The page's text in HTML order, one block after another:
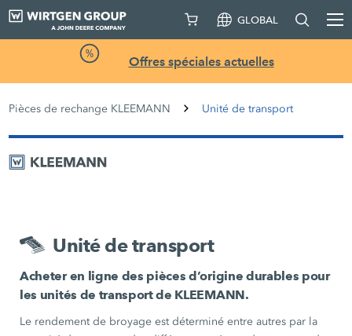
GLOBAL
Offres spéciales actuelles
Pièces de rechange KLEEMANN Unité de transport
Unité de transport
Acheter en ligne des pièces d’origine durables pour
les unités de transport de KLEEMANN.
Le rendement de broyage est déterminé entre autres par la